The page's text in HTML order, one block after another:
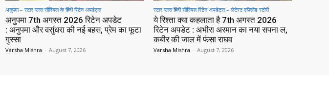
अनुपमा – स्टार प्लस सीरियल के हिंदी रिटेन अपडेट्स
अनुपमा 7th अगस्त 2026 रिटेन अपडेट
: अनुपमा और वसुंधरा की नई बहस, प्रेम का फूटा
गुस्सा
Varsha Mishra - August 7, 2026
स्टार प्लस हिंदी सीरियल रिटेन अपडेट्स – लेटेस्ट एपिसोड स्टोरी
ये रिश्ता क्या कहलाता है 7th अगस्त 2026
रिटेन अपडेट : अभीरा अरमान का नया सपना ल,
कबीर की जाल में फंसा राघव
Varsha Mishra - August 7, 2026